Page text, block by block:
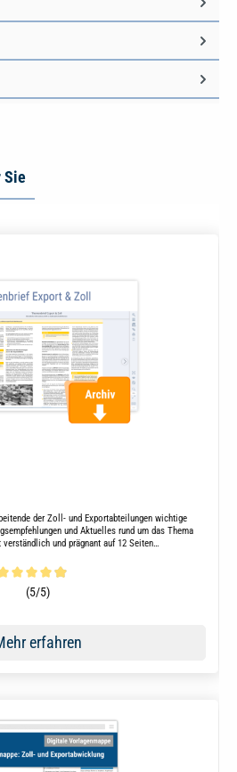
Sie
der Zoll- und Exportabteilungen wichtige
und Aktuelles rund um das Thema
und prägnant auf 12 Seiten
von 4.9 von 5 Sternen
(5/5)
erfahren